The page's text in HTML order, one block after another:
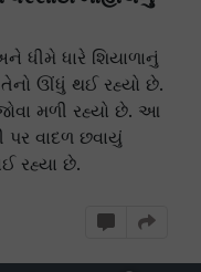
ધીમે ધારે શિયાળાનું
ઊંધું થઈ રહ્યો છે.
મળી રહ્યો છે. આ
પર વાદળ છવાયું
રહ્યા છે.